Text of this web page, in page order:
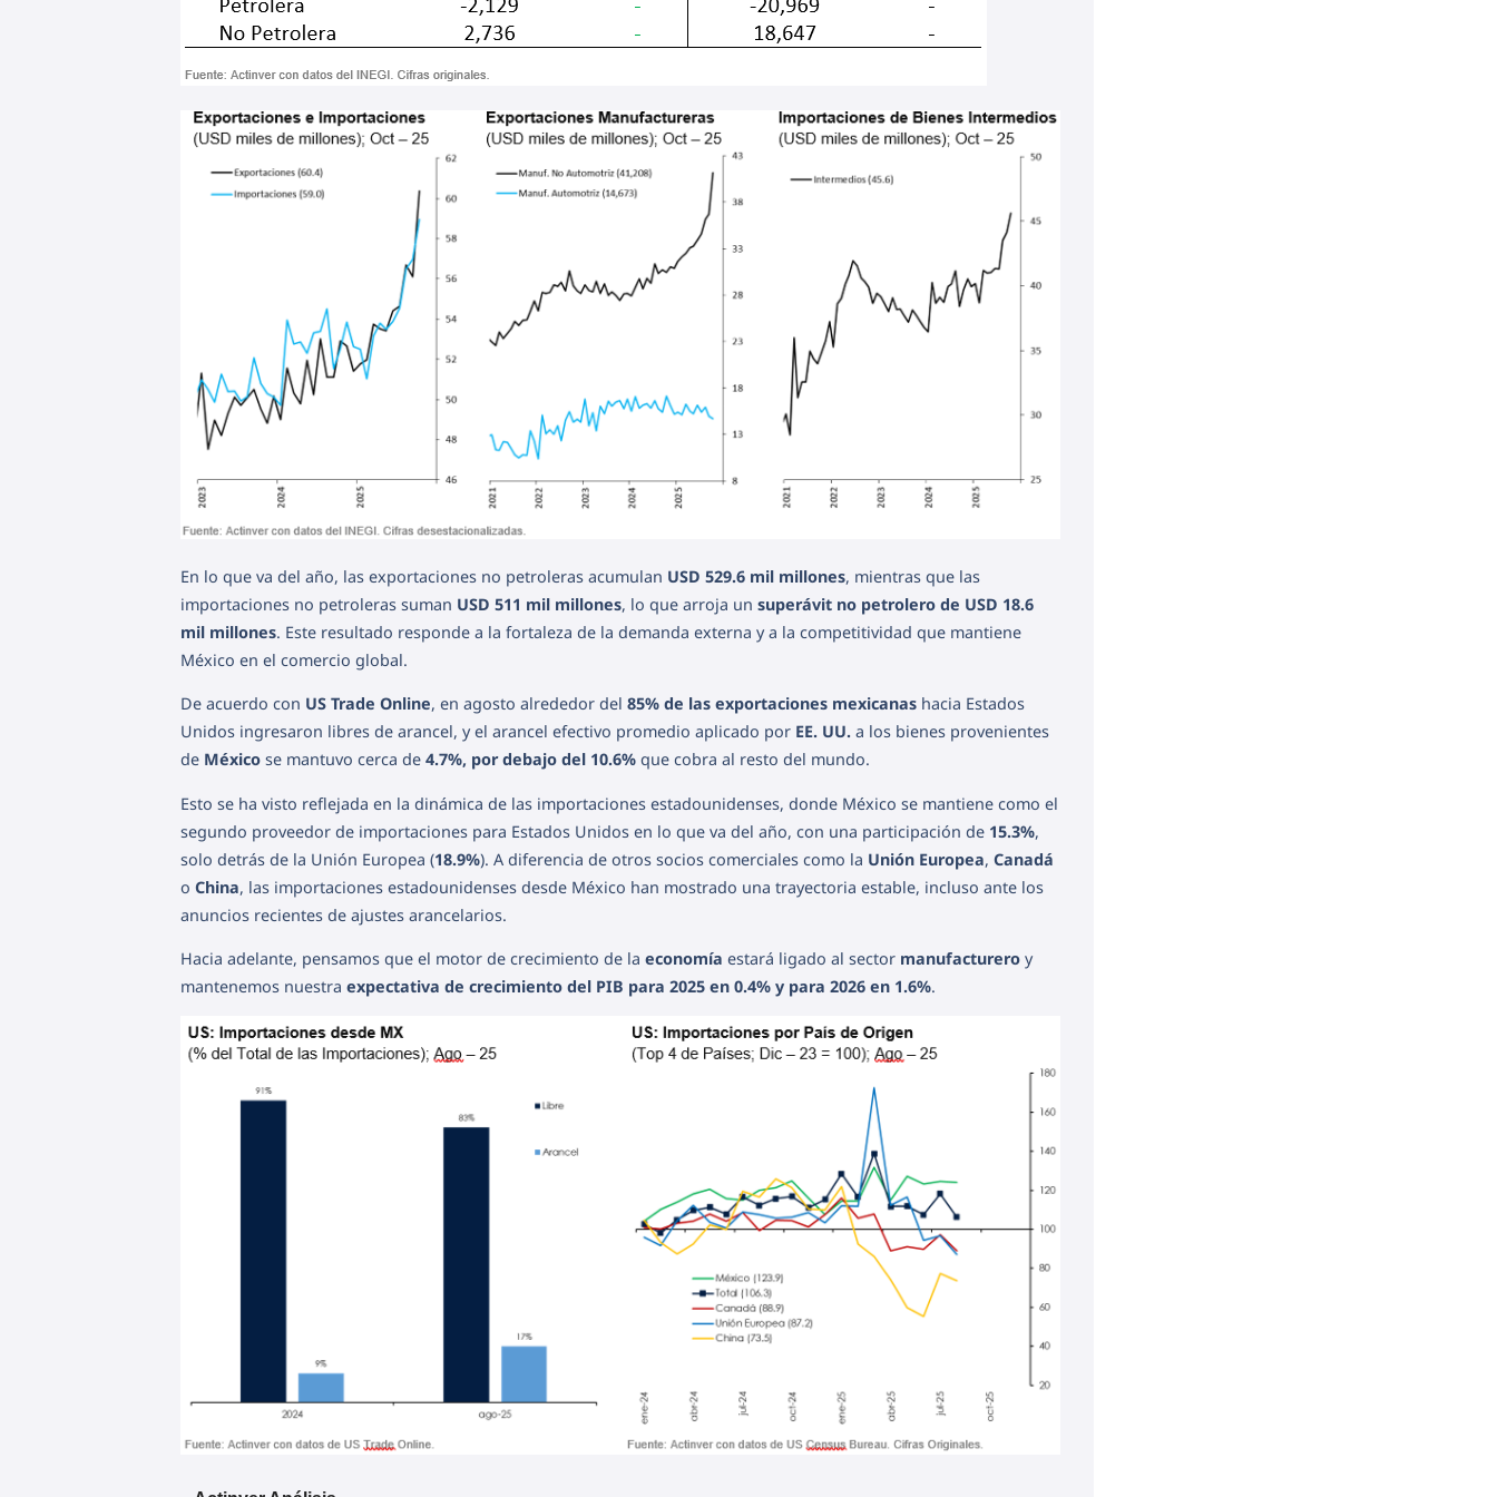
En lo que va del año, las exportaciones no petroleras acumulan USD 529.6 mil millones, mientras que las
importaciones no petroleras suman USD 511 mil millones, lo que arroja un superávit no petrolero de USD 18.6
mil millones. Este resultado responde a la fortaleza de la demanda externa y a la competitividad que mantiene
México en el comercio global.
De acuerdo con US Trade Online, en agosto alrededor del 85% de las exportaciones mexicanas hacia Estados
Unidos ingresaron libres de arancel, y el arancel efectivo promedio aplicado por EE. UU. a los bienes provenientes
de México se mantuvo cerca de 4.7%, por debajo del 10.6% que cobra al resto del mundo.
Esto se ha visto reflejada en la dinámica de las importaciones estadounidenses, donde México se mantiene como el
segundo proveedor de importaciones para Estados Unidos en lo que va del año, con una participación de 15.3%,
solo detrás de la Unión Europea (18.9%). A diferencia de otros socios comerciales como la Unión Europea, Canadá
o China, las importaciones estadounidenses desde México han mostrado una trayectoria estable, incluso ante los
anuncios recientes de ajustes arancelarios.
Hacia adelante, pensamos que el motor de crecimiento de la economía estará ligado al sector manufacturero y
mantenemos nuestra expectativa de crecimiento del PIB para 2025 en 0.4% y para 2026 en 1.6%.